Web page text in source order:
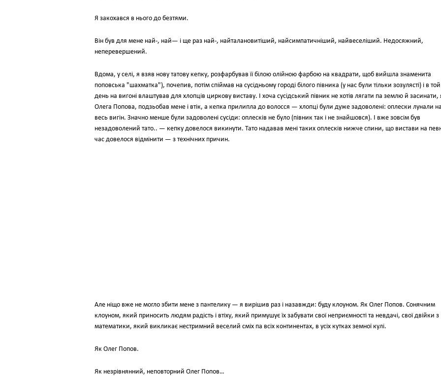
Я закохався в нього до безтями.
Він був для мене най-, най— і ще раз най-, найталановитіший, найсимпатичніший, найвеселіший. Недосяжний,
неперевершений.
Вдома, у селі, я взяв нову татову кепку, розфарбував її білою олійною фарбою на квадрати, щоб вийшла знаменита
поповська "шахматка"), почепив, потім спіймав на сусідньому городі білого півника (у нас були тільки зозулясті) і в
день на вигоні влаштував для хлопців циркову виставу. І хоча сусідський півник не хотів лягати па землю й засинати,
Олега Попова, подзьобав мене і втік, а кепка прилипла до волосся — хлопці були дуже задоволені: оплески лунали на
весь вигін. Значно менше були задоволені сусіди: оплесків не було (півник так і не знайшовся). І вже зовсім був
незадоволений тато.. — кепку довелося викинути. Тато надавав мені таких оплесків нижче спини, що вистави на
час довелося відмінити — з технічних причин.
Але ніщо вже не могло збити мене з пантелику — я вирішив раз і назавжди: буду клоуном. Як Олег Попов. Сонячним
клоуном, який приносить людям радість і втіху, який примушує їх забувати свої неприємності та невдачі, свої двійки з
математики, який викликає нестримний веселий сміх па всіх континентах, в усіх кутках земної кулі.
Як Олег Попов.
Як незрівнянний, неповторний Олег Попов…